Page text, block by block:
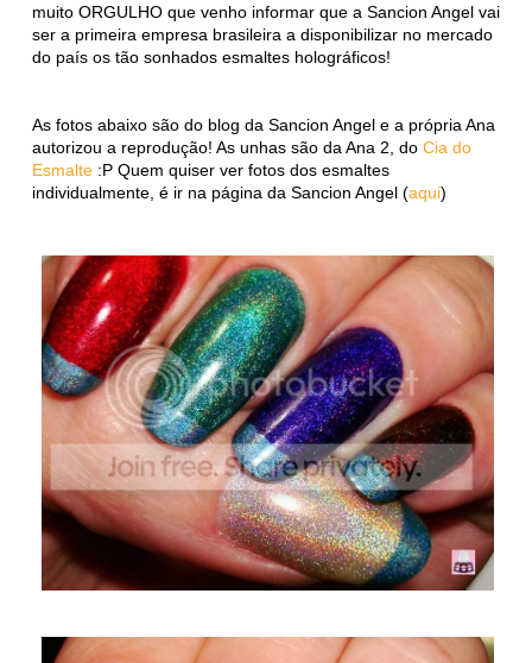
muito ORGULHO que venho informar que a Sancion Angel vai
ser a primeira empresa brasileira a disponibilizar no mercado
do país os tão sonhados esmaltes holográficos!
As fotos abaixo são do blog da Sancion Angel e a própria Ana
autorizou a reprodução! As unhas são da Ana 2, doCia do
Esmalte :P Quem quiser ver fotos dos esmaltes
individualmente, é ir na página da Sancion Angel (aqui)